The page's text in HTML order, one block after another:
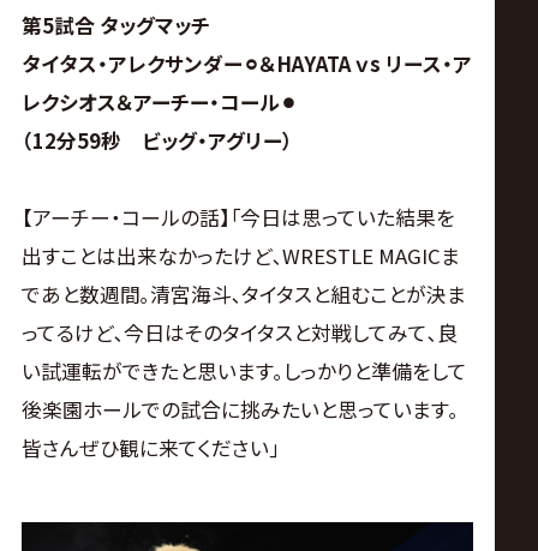
第5試合 タッグマッチ
タイタス・アレクサンダー⚪︎＆HAYATA ｖs リース・ア
レクシオス＆アーチー・コール⚫︎
（12分59秒 ビッグ・アグリー）
【アーチー・コールの話】｢今日は思っていた結果を
出すことは出来なかったけど､WRESTLE MAGICま
であと数週間｡清宮海斗､タイタスと組むことが決ま
ってるけど､今日はそのタイタスと対戦してみて､良
い試運転ができたと思います｡しっかりと準備をして
後楽園ホールでの試合に挑みたいと思っています｡
皆さんぜひ観に来てください｣